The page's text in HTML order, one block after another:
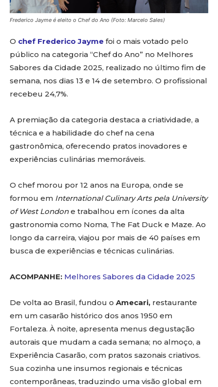
Frederico Jayme é eleito o Chef do Ano (Foto: Marcelo Sales)
O chef Frederico Jayme foi o mais votado pelo
público na categoria “Chef do Ano” no Melhores
Sabores da Cidade 2025, realizado no último fim de
semana, nos dias 13 e 14 de setembro. O profissional
recebeu 24,7%.
A premiação da categoria destaca a criatividade, a
técnica e a habilidade do chef na cena
gastronômica, oferecendo pratos inovadores e
experiências culinárias memoráveis.
O chef morou por 12 anos na Europa, onde se
formou em International Culinary Arts pela University
of West Londone trabalhou em ícones da alta
gastronomia como Noma, The Fat Duck e Maze. Ao
longo da carreira, viajou por mais de 40 países em
busca de experiências e técnicas culinárias.
ACOMPANHE: Melhores Sabores da Cidade 2025
De volta ao Brasil, fundou o Amecari, restaurante
em um casarão histórico dos anos 1950 em
Fortaleza. À noite, apresenta menus degustação
autorais que mudam a cada semana; no almoço, a
Experiência Casarão, com pratos sazonais criativos.
Sua cozinha une insumos regionais e técnicas
contemporâneas, traduzindo uma visão global em